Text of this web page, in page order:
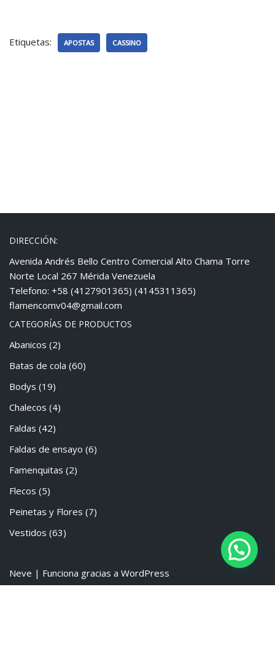
Etiquetas: APOSTAS CASSINO
DIRECCIÓN:
Avenida Andrés Bello Centro Comercial Alto Chama Torre
Norte Local 267 Mérida Venezuela
Telefono: +58 (4127901365) (4145311365)
flamencomv04@gmail.com
CATEGORÍAS DE PRODUCTOS
Abanicos (2)
Batas de cola (60)
Bodys (19)
Chalecos (4)
Faldas (42)
Faldas de ensayo (6)
Famenquitas (2)
Flecos (5)
Peinetas y Flores (7)
Vestidos (63)
Neve | Funciona gracias a WordPress